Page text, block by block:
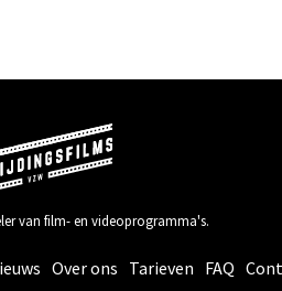
van film- en videoprogramma's.
Over ons Tarieven FAQ